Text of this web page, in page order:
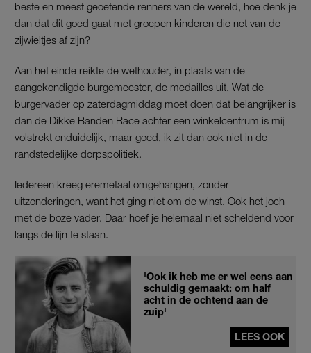
beste en meest geoefende renners van de wereld, hoe denk je
dan dat dit goed gaat met groepen kinderen die net van de
zijwieltjes af zijn?
Aan het einde reikte de wethouder, in plaats van de
aangekondigde burgemeester, de medailles uit. Wat de
burgervader op zaterdagmiddag moet doen dat belangrijker is
dan de Dikke Banden Race achter een winkelcentrum is mij
volstrekt onduidelijk, maar goed, ik zit dan ook niet in de
randstedelijke dorpspolitiek.
Iedereen kreeg eremetaal omgehangen, zonder
uitzonderingen, want het ging niet om de winst. Ook het joch
met de boze vader. Daar hoef je helemaal niet scheldend voor
langs de lijn te staan.
'Ook ik heb me er wel eens aan
schuldig gemaakt: om half
acht in de ochtend aan de
zuip'
LEES OOK